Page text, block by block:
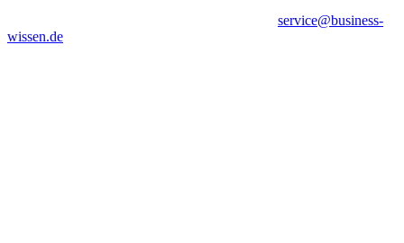
service@business-
wissen.de